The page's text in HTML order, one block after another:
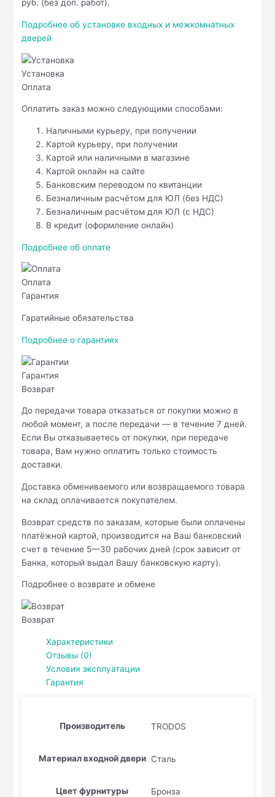
руб. (без доп. работ).
Подробнее об установке входных и межкомнатных
дверей
Установка
Оплата
Оплатить заказ можно следующими способами:
Наличными курьеру, при получении
Картой курьеру, при получении
Картой или наличными в магазине
Картой онлайн на сайте
Банковским переводом по квитанции
Безналичным расчётом для ЮЛ (без НДС)
Безналичным расчётом для ЮЛ (с НДС)
В кредит (оформление онлайн)
Подробнее об оплате
Оплата
Гарантия
Гаратийные обязательства
Подробнее о гарантиях
Гарантия
Возврат
До передачи товара отказаться от покупки можно в
любой момент, а после передачи — в течение 7 дней.
Если Вы отказываетесь от покупки, при передаче
товара, Вам нужно оплатить только стоимость
доставки.
Доставка обмениваемого или возвращаемого товара
на склад оплачивается покупателем.
Возврат средств по заказам, которые были оплачены
платёжной картой, производится на Ваш банковский
счет в течение 5—30 рабочих дней (срок зависит от
Банка, который выдал Вашу банковскую карту).
Подробнее о возврате и обмене
Возврат
Характеристики
Отзывы (0)
Условия эксплуатации
Гарантия
Производитель TRODOS
Материал входной двери Сталь
Цвет фурнитуры Бронза